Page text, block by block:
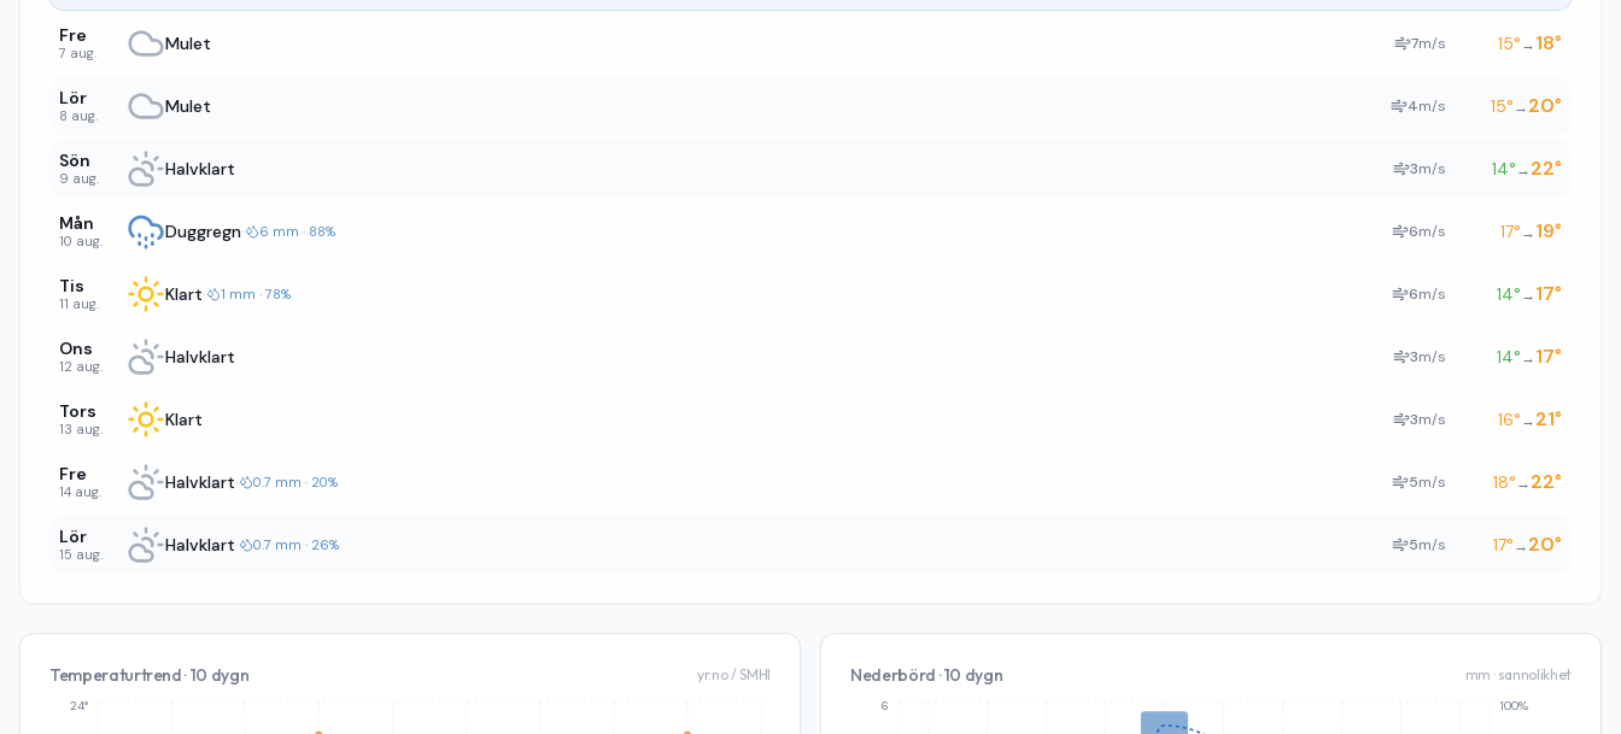
Fre
7 aug. Mulet 7m/s 15°→18°
Lör
8 aug. Mulet 4m/s 15°→20°
Sön
9 aug. Halvklart 3m/s 14°→22°
Mån
10 aug. Duggregn· 6 mm · 88% 6m/s 17°→19°
Tis
11 aug. Klart· 1 mm · 78% 6m/s 14°→17°
Ons
12 aug. Halvklart 3m/s 14°→17°
Tors
13 aug. Klart 3m/s 16°→21°
Fre
14 aug. Halvklart· 0.7 mm · 20% 5m/s 18°→22°
Lör
15 aug. Halvklart· 0.7 mm · 26% 5m/s 17°→20°
Temperaturtrend · 10 dygn yr.no / SMHI
24°
Nederbörd · 10 dygn mm · sannolikhet
6 100%